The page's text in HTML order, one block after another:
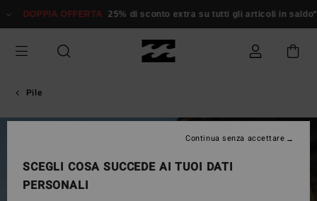
alle
prodotto
DOPPIA OFFERTA 25% di sconto extra su tutti gli articoli in saldo*
Pile
SCEGLI COSA SUCCEDE AI TUOI DATI
PERSONALI
Continua senza accettare